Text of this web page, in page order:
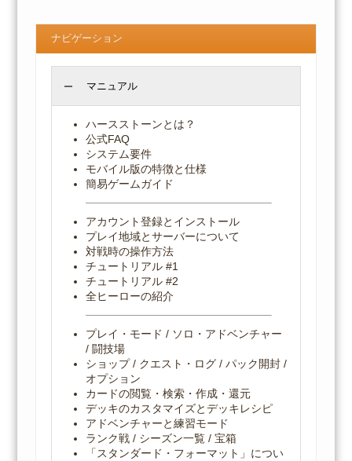
ナビゲーション
マニュアル
ハースストーンとは？
公式FAQ
システム要件
モバイル版の特徴と仕様
簡易ゲームガイド
アカウント登録とインストール
プレイ地域とサーバーについて
対戦時の操作方法
チュートリアル #1
チュートリアル #2
全ヒーローの紹介
プレイ・モード / ソロ・アドベンチャー
/ 闘技場
ショップ / クエスト・ログ / パック開封 /
オプション
カードの閲覧・検索・作成・還元
デッキのカスタマイズとデッキレシピ
アドベンチャーと練習モード
ランク戦 / シーズン一覧 / 宝箱
「スタンダード・フォーマット」につい